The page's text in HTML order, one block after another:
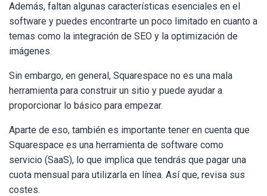
Además, faltan algunas características esenciales en el
software y puedes encontrarte un poco limitado en cuanto a
temas como la integración de SEO y la optimización de
imágenes.
Sin embargo, en general, Squarespace no es una mala
herramienta para construir un sitio y puede ayudar a
proporcionar lo básico para empezar.
Aparte de eso, también es importante tener en cuenta que
Squarespace es una herramienta de software como
servicio (SaaS), lo que implica que tendrás que pagar una
cuota mensual para utilizarla en línea. Así que, revisa sus
costes.